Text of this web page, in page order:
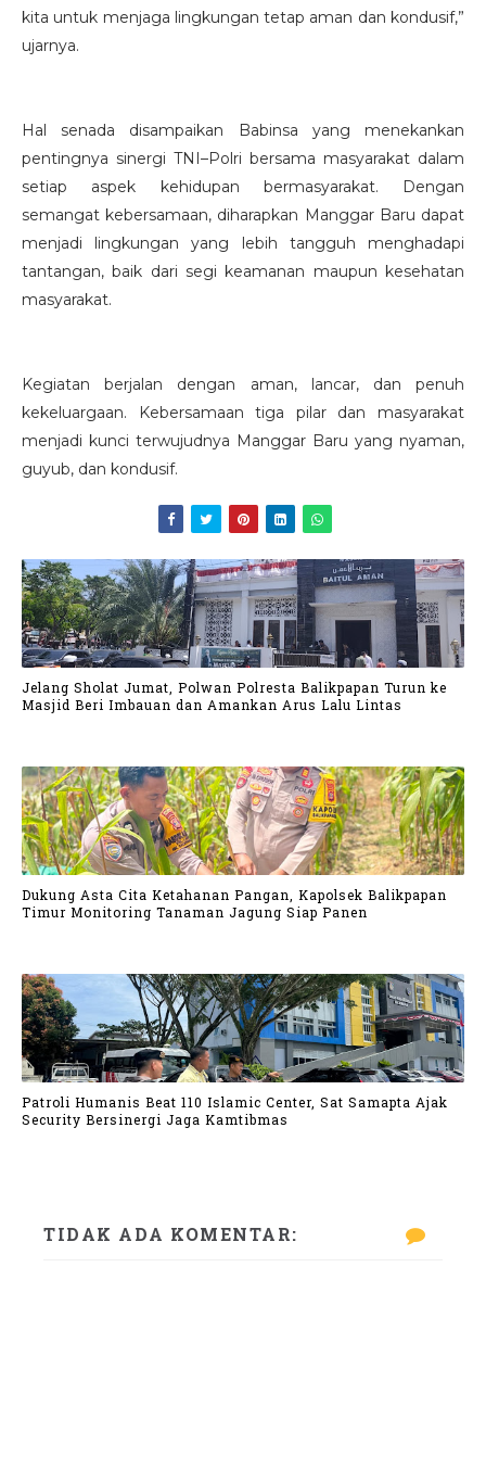
kita untuk menjaga lingkungan tetap aman dan kondusif,”
ujarnya.
Hal senada disampaikan Babinsa yang menekankan
pentingnya sinergi TNI–Polri bersama masyarakat dalam
setiap aspek kehidupan bermasyarakat. Dengan
semangat kebersamaan, diharapkan Manggar Baru dapat
menjadi lingkungan yang lebih tangguh menghadapi
tantangan, baik dari segi keamanan maupun kesehatan
masyarakat.
Kegiatan berjalan dengan aman, lancar, dan penuh
kekeluargaan. Kebersamaan tiga pilar dan masyarakat
menjadi kunci terwujudnya Manggar Baru yang nyaman,
guyub, dan kondusif.
Jelang Sholat Jumat, Polwan Polresta Balikpapan Turun ke
Masjid Beri Imbauan dan Amankan Arus Lalu Lintas
Dukung Asta Cita Ketahanan Pangan, Kapolsek Balikpapan
Timur Monitoring Tanaman Jagung Siap Panen
Patroli Humanis Beat 110 Islamic Center, Sat Samapta Ajak
Security Bersinergi Jaga Kamtibmas
TIDAK ADA KOMENTAR: